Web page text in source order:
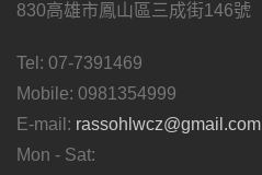
830高雄市鳳山區三成街146號
Tel: 07-7391469
Mobile: 0981354999
E-mail: rassohlwcz@gmail.com
Mon - Sat: